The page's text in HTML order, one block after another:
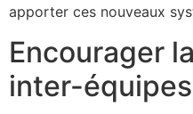
apporter ces nouveaux
Encourager
inter-équipes